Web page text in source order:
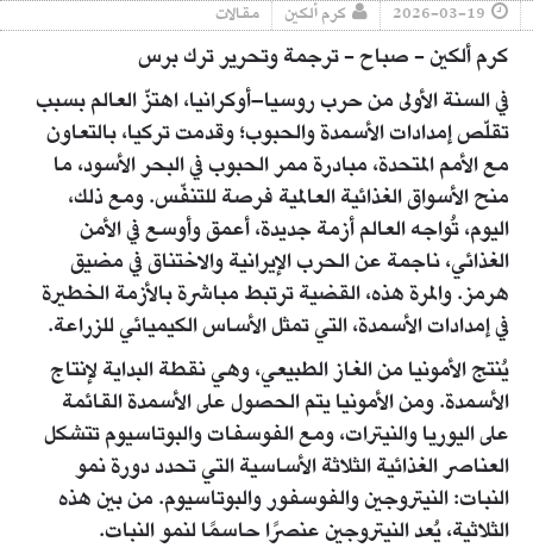
2026-03-19 كرم ألكين مقالات
كرم ألكين - صباح - ترجمة وتحرير ترك برس
في السنة الأولى من حرب روسيا–أوكرانيا، اهتزّ العالم بسبب
تقلّص إمدادات الأسمدة والحبوب؛ وقدمت تركيا، بالتعاون
مع الأمم المتحدة، مبادرة ممر الحبوب في البحر الأسود، ما
منح الأسواق الغذائية العالمية فرصة للتنفّس. ومع ذلك،
اليوم، تُواجه العالم أزمة جديدة، أعمق وأوسع في الأمن
الغذائي، ناجمة عن الحرب الإيرانية والاختناق في مضيق
هرمز. والمرة هذه، القضية ترتبط مباشرة بالأزمة الخطيرة
في إمدادات الأسمدة، التي تمثل الأساس الكيميائي للزراعة.
يُنتج الأمونيا من الغاز الطبيعي، وهي نقطة البداية لإنتاج
الأسمدة. ومن الأمونيا يتم الحصول على الأسمدة القائمة
على اليوريا والنيترات، ومع الفوسفات والبوتاسيوم تتشكل
العناصر الغذائية الثلاثة الأساسية التي تحدد دورة نمو
النبات: النيتروجين والفوسفور والبوتاسيوم. من بين هذه
الثلاثية، يُعد النيتروجين عنصرًا حاسمًا لنمو النبات.